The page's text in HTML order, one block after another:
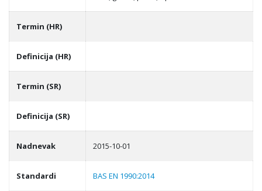
Termin (HR)
Definicija (HR)
Termin (SR)
Definicija (SR)
Nadnevak 2015-10-01
Standardi BAS EN 1990:2014